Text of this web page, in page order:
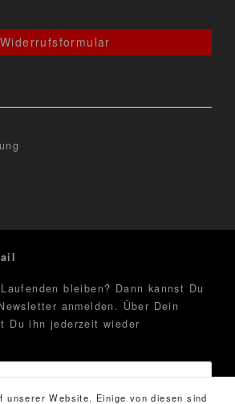
Widerrufsformular
bleiben? Dann kannst Du
anmelden. Über Dein
Du ihn jederzeit wieder
unserer Website. Einige von diesen sind